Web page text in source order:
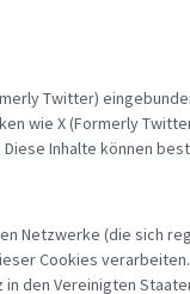
Twitter)
wie X (Formerly
Inhalte können
Netzwerke (die sich
Cookies
den Vereinigten